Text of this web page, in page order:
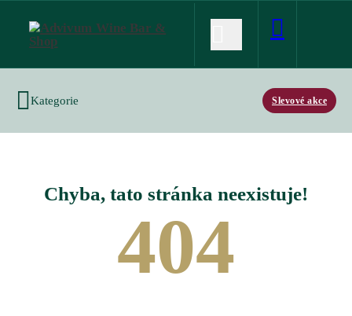
Kategorie Slevové akce
Chyba, tato stránka neexistuje!
404